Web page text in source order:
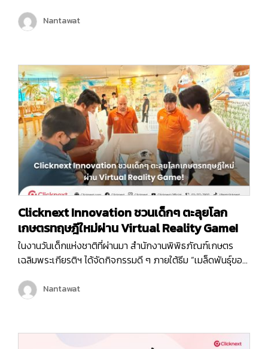
ขึ้น และครั้งนี้ถือเป็นอีกหนึ่งก้าวสำคัญของบริษัท คลิกเน็กซ์
เทคโนโลยี จำกัด เพราะ Chatcone ของเรา คว้ารางวัล AI
Nantawat
Clicknext Innovation ชวนเด็กๆ ตะลุยโลก
เกษตรทฤษฎีใหม่ผ่าน Virtual Reality Game!
ในงานวันเด็กแห่งชาติที่ผ่านมา สำนักงานพิพิธภัณฑ์เกษตร
เฉลิมพระเกียรติฯ ได้จัดกิจกรรมดี ๆ ภายใต้ธีม “เมล็ดพันธุ์ของ
สร้างการเรียนรู้ให้กับเด็ก ๆ และเยาวชน หนึ่งในกิจกรรมที่ได้รับ
ความสนใจจากเด็ก ๆ ภายในงานก็คือ Virtual Reality Game
Nantawat